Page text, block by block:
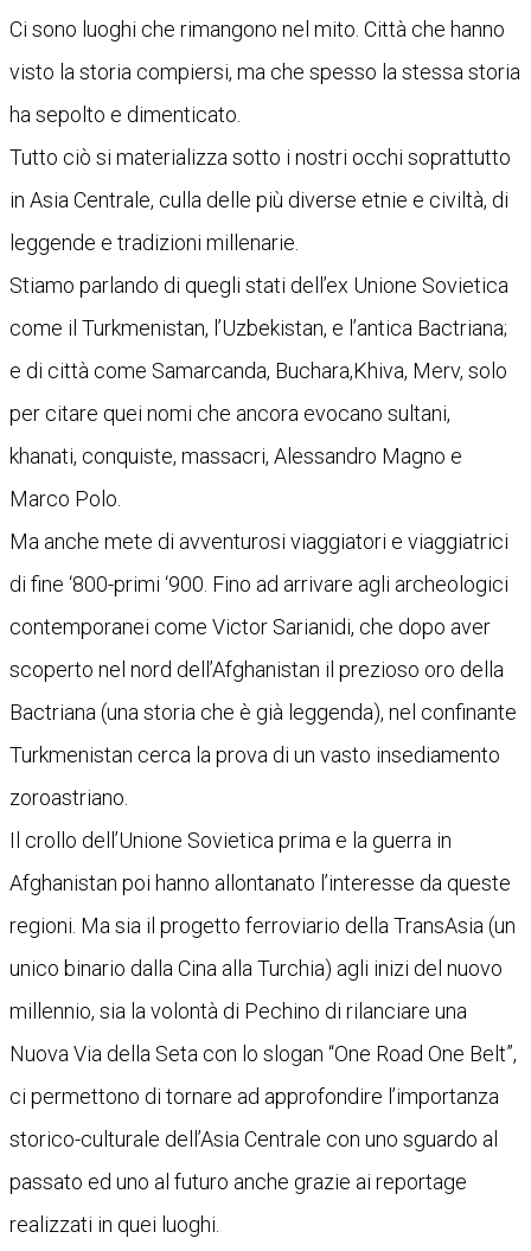
Ci sono luoghi che rimangono nel mito. Città che hanno
visto la storia compiersi, ma che spesso la stessa storia
ha sepolto e dimenticato.
Tutto ciò si materializza sotto i nostri occhi soprattutto
in Asia Centrale, culla delle più diverse etnie e civiltà, di
leggende e tradizioni millenarie.
Stiamo parlando di quegli stati dell’ex Unione Sovietica
come il Turkmenistan, l’Uzbekistan, e l’antica Bactriana;
e di città come Samarcanda, Buchara,Khiva, Merv, solo
per citare quei nomi che ancora evocano sultani,
khanati, conquiste, massacri, Alessandro Magno e
Marco Polo.
Ma anche mete di avventurosi viaggiatori e viaggiatrici
di fine ‘800-primi ‘900. Fino ad arrivare agli archeologici
contemporanei come Victor Sarianidi, che dopo aver
scoperto nel nord dell’Afghanistan il prezioso oro della
Bactriana (una storia che è già leggenda), nel confinante
Turkmenistan cerca la prova di un vasto insediamento
zoroastriano.
Il crollo dell’Unione Sovietica prima e la guerra in
Afghanistan poi hanno allontanato l’interesse da queste
regioni. Ma sia il progetto ferroviario della TransAsia (un
unico binario dalla Cina alla Turchia) agli inizi del nuovo
millennio, sia la volontà di Pechino di rilanciare una
Nuova Via della Seta con lo slogan “One Road One Belt”,
ci permettono di tornare ad approfondire l’importanza
storico-culturale dell’Asia Centrale con uno sguardo al
passato ed uno al futuro anche grazie ai reportage
realizzati in quei luoghi.